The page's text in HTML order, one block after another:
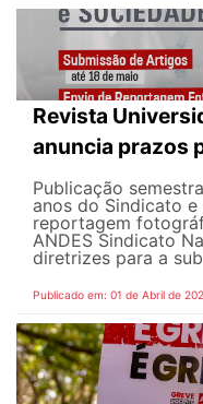
Revista
anuncia prazos
Publicação
anos do Sindicato
reportagem
ANDES Sindicato
diretrizes para a
Publicado em: 01 de Abril de